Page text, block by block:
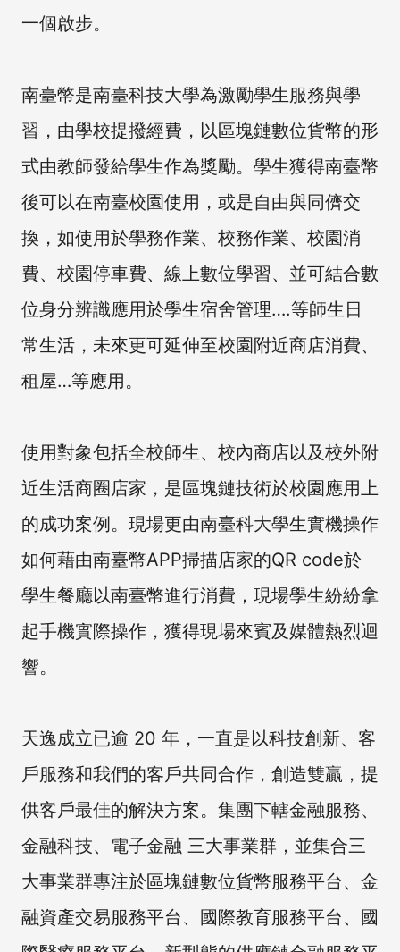
一個啟步。
南臺幣是南臺科技大學為激勵學生服務與學
習，由學校提撥經費，以區塊鏈數位貨幣的形
式由教師發給學生作為獎勵。學生獲得南臺幣
後可以在南臺校園使用，或是自由與同儕交
換，如使用於學務作業、校務作業、校園消
費、校園停車費、線上數位學習、並可結合數
位身分辨識應用於學生宿舍管理….等師生日
常生活，未來更可延伸至校園附近商店消費、
租屋…等應用。
使用對象包括全校師生、校內商店以及校外附
近生活商圈店家，是區塊鏈技術於校園應用上
的成功案例。現場更由南臺科大學生實機操作
如何藉由南臺幣APP掃描店家的QR code於
學生餐廳以南臺幣進行消費，現場學生紛紛拿
起手機實際操作，獲得現場來賓及媒體熱烈迴
響。
天逸成立已逾 20 年，一直是以科技創新、客
戶服務和我們的客戶共同合作，創造雙贏，提
供客戶最佳的解決方案。集團下轄金融服務、
金融科技、電子金融 三大事業群，並集合三
大事業群專注於區塊鏈數位貨幣服務平台、金
融資產交易服務平台、國際教育服務平台、國